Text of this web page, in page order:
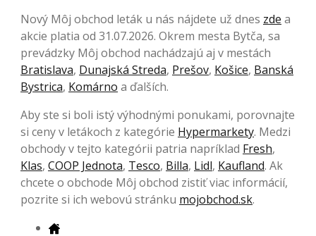
Nový Môj obchod leták u nás nájdete už dnes zde a
akcie platia od 31.07.2026. Okrem mesta Bytča, sa
prevádzky Môj obchod nachádzajú aj v mestách
Bratislava, Dunajská Streda, Prešov, Košice, Banská
Bystrica, Komárno a ďalších.
Aby ste si boli istý výhodnými ponukami, porovnajte
si ceny v letákoch z kategórie Hypermarkety. Medzi
obchody v tejto kategórii patria napríklad Fresh,
Klas, COOP Jednota, Tesco, Billa, Lidl, Kaufland. Ak
chcete o obchode Môj obchod zistiť viac informácií,
pozrite si ich webovú stránku mojobchod.sk.